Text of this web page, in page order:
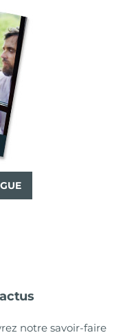
notre savoir-faire